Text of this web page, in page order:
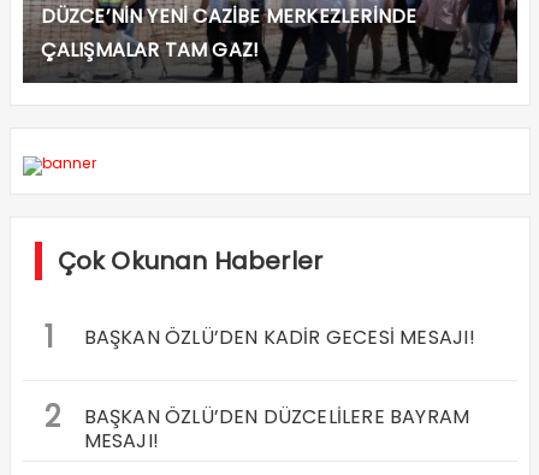
DÜZCE’NİN YENİ CAZİBE MERKEZLERİNDE
ÇALIŞMALAR TAM GAZ!
Çok Okunan Haberler
1 BAŞKAN ÖZLÜ’DEN KADİR GECESİ MESAJI!
2
BAŞKAN ÖZLÜ’DEN DÜZCELİLERE BAYRAM
MESAJI!